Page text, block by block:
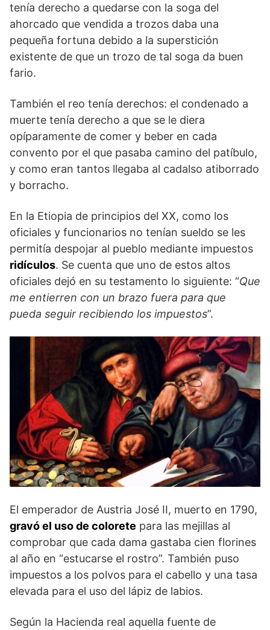
tenía derecho a quedarse con la soga del
ahorcado que vendida a trozos daba una
pequeña fortuna debido a la superstición
existente de que un trozo de tal soga da buen
fario.
También el reo tenía derechos: el condenado a
muerte tenía derecho a que se le diera
opíparamente de comer y beber en cada
convento por el que pasaba camino del patíbulo,
y como eran tantos llegaba al cadalso atiborrado
y borracho.
En la Etiopia de principios del XX, como los
oficiales y funcionarios no tenían sueldo se les
permitía despojar al pueblo mediante impuestos
ridículos. Se cuenta que uno de estos altos
oficiales dejó en su testamento lo siguiente: “Que
me entierren con un brazo fuera para que
pueda seguir recibiendo los impuestos”.
El emperador de Austria José II, muerto en 1790,
gravó el uso de colorete para las mejillas al
comprobar que cada dama gastaba cien florines
al año en “estucarse el rostro”. También puso
impuestos a los polvos para el cabello y una tasa
elevada para el uso del lápiz de labios.
Según la Hacienda real aquella fuente de